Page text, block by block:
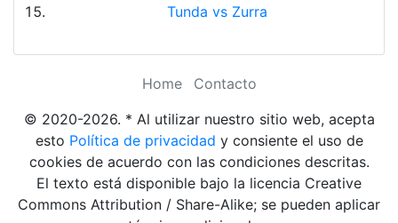
Tunda vs Zurra
Home
Contacto
© 2020-2026. * Al utilizar nuestro sitio web, acepta
esto Política de privacidad y consiente el uso de
cookies de acuerdo con las condiciones descritas.
El texto está disponible bajo la licencia Creative
Commons Attribution / Share-Alike; se pueden aplicar